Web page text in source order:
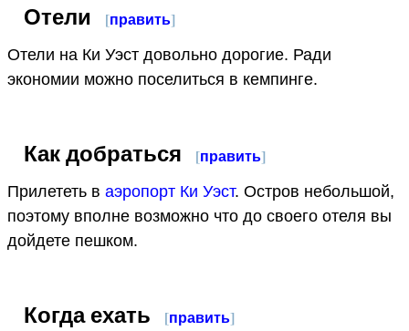
Отели [править]
Отели на Ки Уэст довольно дорогие. Ради
экономии можно поселиться в кемпинге.
Как добраться [править]
Прилететь в аэропорт Ки Уэст. Остров небольшой,
поэтому вполне возможно что до своего отеля вы
дойдете пешком.
Когда ехать [править]